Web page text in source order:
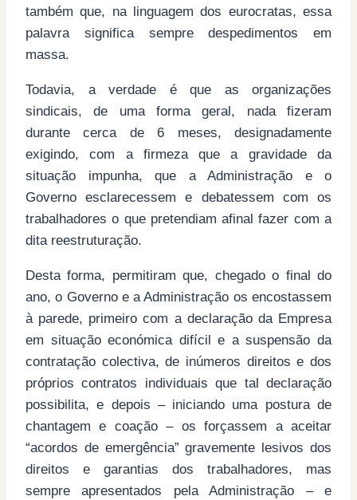
também que, na linguagem dos eurocratas, essa
palavra significa sempre despedimentos em
massa.
Todavia, a verdade é que as organizações
sindicais, de uma forma geral, nada fizeram
durante cerca de 6 meses, designadamente
exigindo, com a firmeza que a gravidade da
situação impunha, que a Administração e o
Governo esclarecessem e debatessem com os
trabalhadores o que pretendiam afinal fazer com a
dita reestruturação.
Desta forma, permitiram que, chegado o final do
ano, o Governo e a Administração os encostassem
à parede, primeiro com a declaração da Empresa
em situação económica difícil e a suspensão da
contratação colectiva, de inúmeros direitos e dos
próprios contratos individuais que tal declaração
possibilita, e depois – iniciando uma postura de
chantagem e coação – os forçassem a aceitar
“acordos de emergência” gravemente lesivos dos
direitos e garantias dos trabalhadores, mas
sempre apresentados pela Administração – e